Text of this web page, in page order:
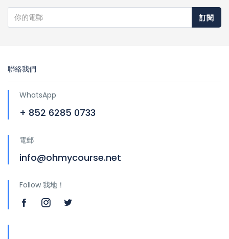
訂閱
聯絡我們
WhatsApp
+ 852 6285 0733
電郵
info@ohmycourse.net
Follow 我地！